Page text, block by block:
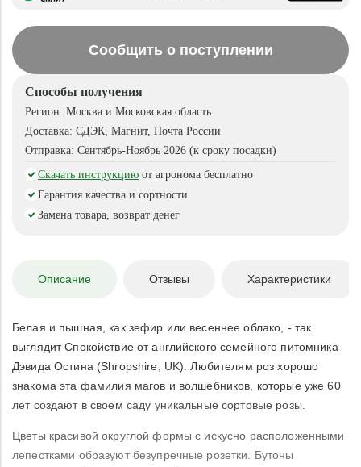
Сообщить о поступлении
Способы получения
Регион: Москва и Московская область
Доставка: СДЭК, Магнит, Почта России
Отправка: Сентябрь-Ноябрь 2026 (к сроку посадки)
Скачать инструкцию от агронома бесплатно
Гарантия качества и сортности
Замена товара, возврат денег
Описание Отзывы Характеристики
Белая и пышная, как зефир или весеннее облако, - так
выглядит Спокойствие от английского семейного питомника
Дэвида Остина (Shropshire, UK). Любителям роз хорошо
знакома эта фамилия магов и волшебников, которые уже 60
лет создают в своем саду уникальные сортовые розы.
Цветы красивой округлой формы с искусно расположенными
лепестками образуют безупречные розетки. Бутоны